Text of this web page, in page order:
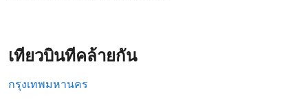
เที่ยวบินที่คล้ายกัน
กรุงเทพมหานคร